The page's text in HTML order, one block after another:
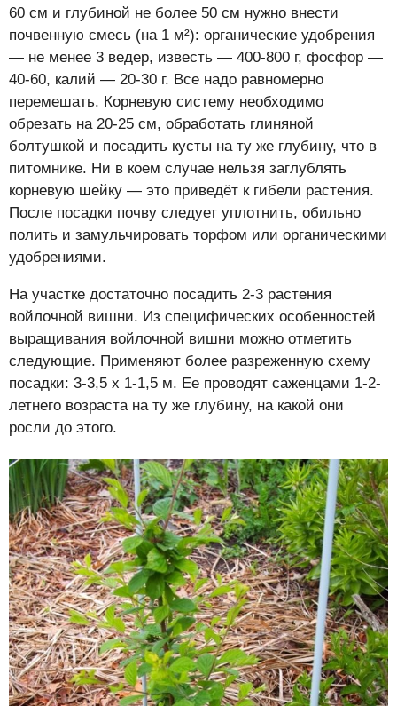
60 см и глубиной не более 50 см нужно внести
почвенную смесь (на 1 м²): органические удобрения
— не менее 3 ведер, известь — 400-800 г, фосфор —
40-60, калий — 20-30 г. Все надо равномерно
перемешать. Корневую систему необходимо
обрезать на 20-25 см, обработать глиняной
болтушкой и посадить кусты на ту же глубину, что в
питомнике. Ни в коем случае нельзя заглублять
корневую шейку — это приведёт к гибели растения.
После посадки почву следует уплотнить, обильно
полить и замульчировать торфом или органическими
удобрениями.
На участке достаточно посадить 2-3 растения
войлочной вишни. Из специфических особенностей
выращивания войлочной вишни можно отметить
следующие. Применяют более разреженную схему
посадки: 3-3,5 х 1-1,5 м. Ее проводят саженцами 1-2-
летнего возраста на ту же глубину, на какой они
росли до этого.